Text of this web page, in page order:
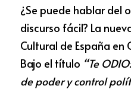
¿Se puede hablar del
discurso fácil? La
Cultural de España en
Bajo el título “Te
de poder y control